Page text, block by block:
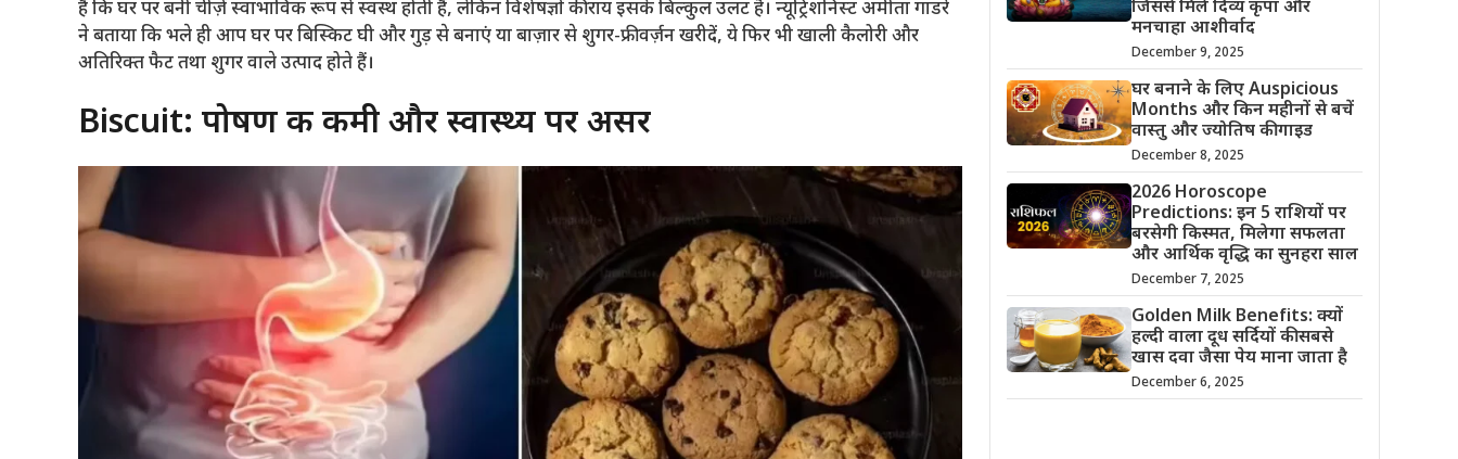
हैं कि घर पर बनी चीज़ें स्वाभाविक रूप से स्वस्थ होती हैं, लेकिन विशेषज्ञों की राय इसके बिल्कुल उलट है। न्यूट्रिशनिस्ट अमीता गाडरे
ने बताया कि भले ही आप घर पर बिस्किट घी और गुड़ से बनाएं या बाज़ार से शुगर-फ्री वर्ज़न खरीदें, ये फिर भी खाली कैलोरी और
अतिरिक्त फैट तथा शुगर वाले उत्पाद होते हैं।
Biscuit: पोषण की कमी और स्वास्थ्य पर असर
जिससे मिले दिव्य कृपा और
मनचाहा आशीर्वाद
December 9, 2025
घर बनाने के लिए Auspicious
Months और किन महीनों से बचें
वास्तु और ज्योतिष की गाइड
December 8, 2025
2026 Horoscope
Predictions: इन 5 राशियों पर
बरसेगी किस्मत, मिलेगा सफलता
और आर्थिक वृद्धि का सुनहरा साल
December 7, 2025
Golden Milk Benefits: क्यों
हल्दी वाला दूध सर्दियों की सबसे
खास दवा जैसा पेय माना जाता है
December 6, 2025